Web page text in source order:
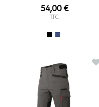
54,00 €
TTC